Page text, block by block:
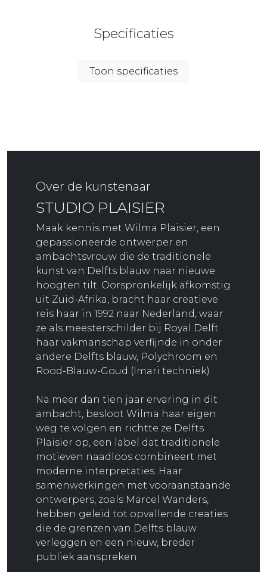
Specificaties
Toon specificaties
Over de kunstenaar
STUDIO PLAISIER
Maak kennis met Wilma Plaisier, een
gepassioneerde ontwerper en
ambachtsvrouw die de traditionele
kunst van Delfts blauw naar nieuwe
hoogten tilt. Oorspronkelijk afkomstig
uit Zuid-Afrika, bracht haar creatieve
reis haar in 1992 naar Nederland, waar
ze als meesterschilder bij Royal Delft
haar vakmanschap verfijnde in onder
andere Delfts blauw, Polychroom en
Rood-Blauw-Goud (Imari techniek).
Na meer dan tien jaar ervaring in dit
ambacht, besloot Wilma haar eigen
weg te volgen en richtte ze Delfts
Plaisier op, een label dat traditionele
motieven naadloos combineert met
moderne interpretaties. Haar
samenwerkingen met vooraanstaande
ontwerpers, zoals Marcel Wanders,
hebben geleid tot opvallende creaties
die de grenzen van Delfts blauw
verleggen en een nieuw, breder
publiek aanspreken.